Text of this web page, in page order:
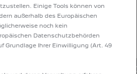
SIE BITTE DIE FÜR
Einige Tools können von
außerhalb des Europäischen
noch kein
Datenschutzbehörden
Grundlage Ihrer Einwilligung (Art. 49